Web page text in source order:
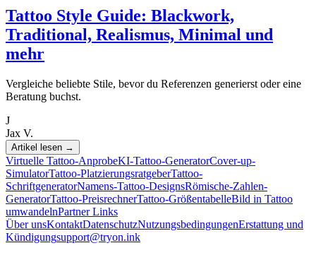
Tattoo Style Guide: Blackwork,
Traditional, Realismus, Minimal und
mehr
Vergleiche beliebte Stile, bevor du Referenzen generierst oder eine
Beratung buchst.
J
Jax V.
Artikel lesen →
Virtuelle Tattoo-AnprobeKI-Tattoo-GeneratorCover-up-
SimulatorTattoo-PlatzierungsratgeberTattoo-
SchriftgeneratorNamens-Tattoo-DesignsRömische-Zahlen-
GeneratorTattoo-PreisrechnerTattoo-GrößentabelleBild in Tattoo
umwandelnPartner Links
Über unsKontaktDatenschutzNutzungsbedingungenErstattung und
Kündigungsupport@tryon.ink